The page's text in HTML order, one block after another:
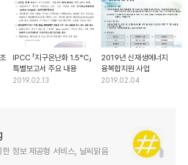
IPCC 「지구온난화 1.5°C」
특별보고서 주요 내용
2019.02.13
2019년 신재생에너지
융복합지원 사업
2019.02.04
한 정보 제공형 서비스, 날씨맑음